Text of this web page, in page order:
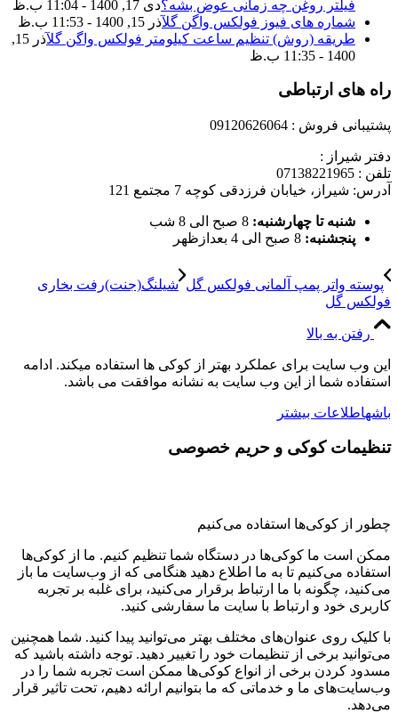
فیلتر روغن چه زمانی عوض بشه؟دی 17, 1400 - 11:04 ب.ظ
شماره های فیوز فولکس واگن گلآذر 15, 1400 - 11:53 ب.ظ
طریقه (روش) تنظیم ساعت کیلومتر فولکس واگن گل
آذر 15,
1400 - 11:35 ب.ظ
راه های ارتباطی
پشتیبانی فروش : 09120626064
دفتر شیراز :
تلفن : 07138221965
آدرس: شیراز، خیابان فرزدقی کوچه 7 مجتمع 121
شنبه تا چهارشنبه: 8 صبح الی 8 شب
پنجشنبه: 8 صبح الی 4 بعدازظهر
پوسته واتر پمپ آلمانی فولکس گل شیلنگ(جنت)رفت بخاری
فولکس گل
رفتن به بالا
این وب سایت برای عملکرد بهتر از کوکی ها استفاده میکند. ادامه
استفاده شما از این وب سایت به نشانه موافقت می باشد.
باشهاطلاعات بیشتر
تنظیمات کوکی و حریم خصوصی
چطور از کوکی‌ها استفاده می‌کنیم
ممکن است ما کوکی‌ها در دستگاه شما تنظیم کنیم. ما از کوکی‌ها
استفاده می‌کنیم تا به ما اطلاع دهید هنگامی که از وب‌سایت ما باز
می‌کنید، چگونه با ما ارتباط برقرار می‌کنید، برای غلبه بر تجربه
کاربری خود و ارتباط با سایت ما سفارشی کنید.
با کلیک روی عنوان‌های مختلف بهتر می‌توانید پیدا کنید. شما همچنین
می‌توانید برخی از تنظیمات خود را تغییر دهید. توجه داشته باشید که
مسدود کردن برخی از انواع کوکی‌ها ممکن است تجربه شما را در
وب‌سایت‌های ما و خدماتی که ما بتوانیم ارائه دهیم، تحت تاثیر قرار
می‌دهد.